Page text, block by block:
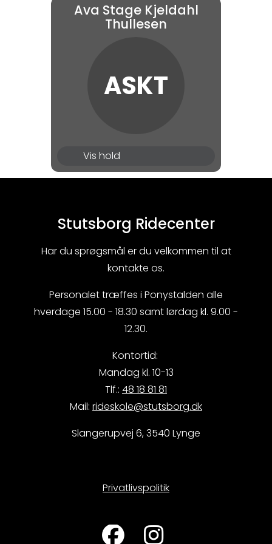
Mellem hold | MH12
Ava Stage Kjeldahl
Thullesen
ASKT
Vis hold
Begynderhold | LH2
Begynderhold | LH26
Stutsborg Ridecenter
Har du sprøgsmål er du velkommen til at
kontakte os.
Personalet træffes i Ponystalden alle
hverdage 15.00 - 18.30 samt lørdag kl. 9.00 -
12.30.
Kontortid:
Mandag kl. 10-13
Tlf.: 48 18 81 81
Mail: rideskole@stutsborg.dk
Slangerupvej 6, 3540 Lynge
Privatlivspolitik